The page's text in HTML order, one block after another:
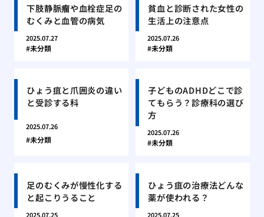
下肢静脈瘤や血栓症足の
むくみと血管の病気
2025.07.27
未分類
貧血と診断された女性の
生活上の注意点
2025.07.26
未分類
ひょう疽と爪囲炎の違い
と受診する科
2025.07.26
未分類
子どものADHDどこで診
てもらう？診療科の選び
方
2025.07.26
未分類
足のむくみが慢性化する
と起こりうること
2025.07.25
ひょう疽の治療法どんな
薬が使われる？
2025.07.25